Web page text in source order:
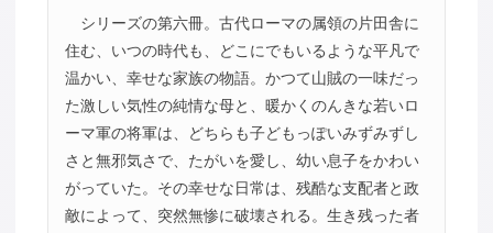
シリーズの第六冊。古代ローマの属領の片田舎に
住む、いつの時代も、どこにでもいるような平凡で
温かい、幸せな家族の物語。かつて山賊の一味だっ
た激しい気性の純情な母と、暖かくのんきな若いロ
ーマ軍の将軍は、どちらも子どもっぽいみずみずし
さと無邪気さで、たがいを愛し、幼い息子をかわい
がっていた。その幸せな日常は、残酷な支配者と政
敵によって、突然無惨に破壊される。生き残った者